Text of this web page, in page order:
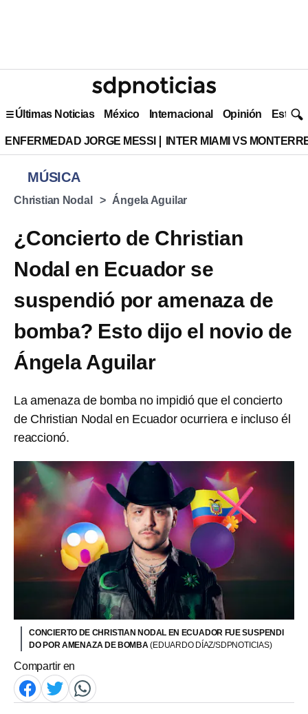
Últimas Noticias México Internacional Opinión Estilo
ENFERMEDAD JORGE MESSI INTER MIAMI VS
MÚSICA
Christian Nodal Ángela Aguilar
¿Concierto de Christian
Nodal en Ecuador se
suspendió por amenaza de
bomba? Esto dijo el novio de
Ángela Aguilar
La amenaza de bomba no impidió que el concierto
de Christian Nodal en Ecuador ocurriera e incluso él
reaccionó.
CONCIERTO DE CHRISTIAN NODAL EN ECUADOR FUE SUSPENDI
DO POR AMENAZA DE BOMBA(EDUARDO DÍAZ/SDPNOTICIAS)
Compartir en